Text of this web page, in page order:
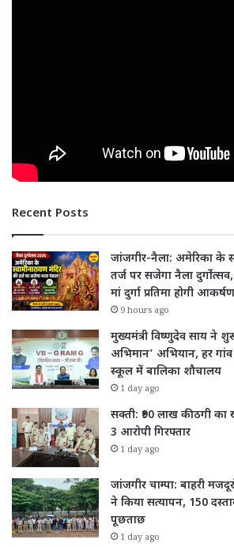
Recent Posts
जांजगीर-नैला: अमेरिका के
तर्ज पर सजेगा नैला
मां दुर्गा प्रतिमा होगी आकर्षण
9 hours ago
मुख्यमंत्री विष्णुदेव साय ने
अभिमान’ अभियान, हर
स्कूल में बालिका शौचालय
1 day ago
सक्ती: ₹90 लाख की ठगी
3 आरोपी गिरफ्तार
1 day ago
जांजगीर चाम्पा: बाहरी
ने किया सत्यापन, 150
पूछताछ
1 day ago